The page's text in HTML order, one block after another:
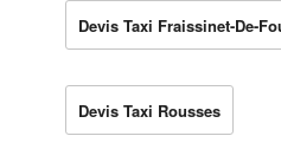
Devis Taxi Fraissinet-De-
Devis Taxi Rousses